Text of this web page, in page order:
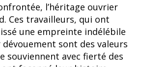
l’héritage ouvrier
Ces travailleurs, qui ont
une empreinte indélébile
sont des valeurs
souviennent avec fierté des